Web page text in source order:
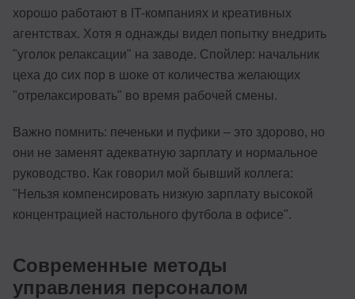
хорошо работают в IT-компаниях и креативных
агентствах. Хотя я однажды видел попытку внедрить
"уголок релаксации" на заводе. Спойлер: начальник
цеха до сих пор в шоке от количества желающих
"отрелаксировать" во время рабочей смены.
Важно помнить: печеньки и пуфики – это здорово, но
они не заменят адекватную зарплату и нормальное
руководство. Как говорил мой бывший коллега:
"Нельзя компенсировать низкую зарплату высокой
концентрацией настольного футбола в офисе".
Современные методы
управления персоналом